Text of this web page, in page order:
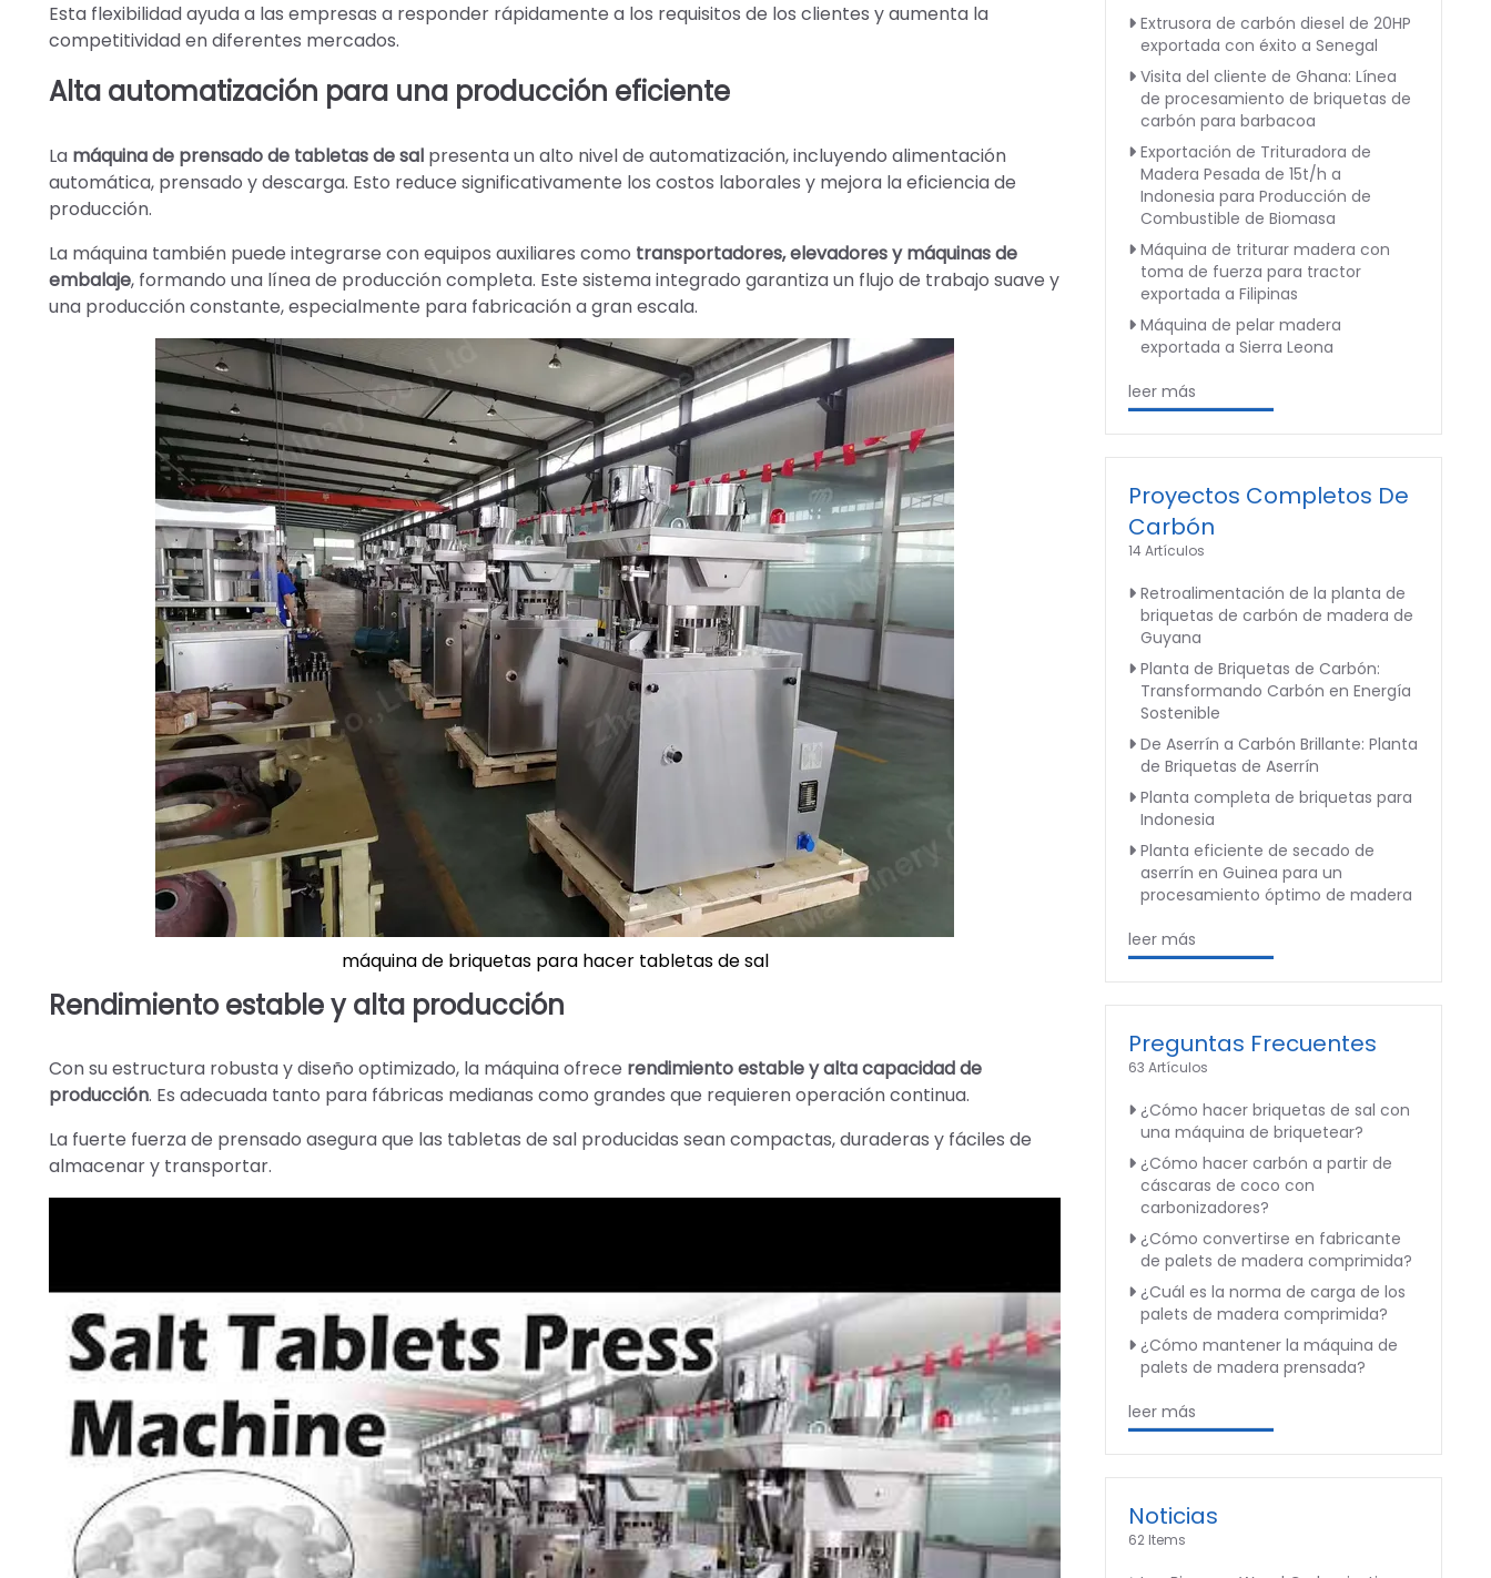
Esta flexibilidad ayuda a las empresas a responder rápidamente a los requisitos de los clientes y aumenta la
competitividad en diferentes mercados.
Alta automatización para una producción eficiente
La máquina de prensado de tabletas de sal presenta un alto nivel de automatización, incluyendo alimentación
automática, prensado y descarga. Esto reduce significativamente los costos laborales y mejora la eficiencia de
producción.
La máquina también puede integrarse con equipos auxiliares como transportadores, elevadores y máquinas de
embalaje, formando una línea de producción completa. Este sistema integrado garantiza un flujo de trabajo suave y
una producción constante, especialmente para fabricación a gran escala.
máquina de briquetas para hacer tabletas de sal
Rendimiento estable y alta producción
Con su estructura robusta y diseño optimizado, la máquina ofrece rendimiento estable y alta capacidad de
producción. Es adecuada tanto para fábricas medianas como grandes que requieren operación continua.
La fuerte fuerza de prensado asegura que las tabletas de sal producidas sean compactas, duraderas y fáciles de
almacenar y transportar.
Extrusora de carbón diesel de 20HP
exportada con éxito a Senegal
Visita del cliente de Ghana: Línea
de procesamiento de briquetas de
carbón para barbacoa
Exportación de Trituradora de
Madera Pesada de 15t/h a
Indonesia para Producción de
Combustible de Biomasa
Máquina de triturar madera con
toma de fuerza para tractor
exportada a Filipinas
Máquina de pelar madera
exportada a Sierra Leona
leer más
Proyectos Completos De
Carbón
14 Artículos
Retroalimentación de la planta de
briquetas de carbón de madera de
Guyana
Planta de Briquetas de Carbón:
Transformando Carbón en Energía
Sostenible
De Aserrín a Carbón Brillante: Planta
de Briquetas de Aserrín
Planta completa de briquetas para
Indonesia
Planta eficiente de secado de
aserrín en Guinea para un
procesamiento óptimo de madera
leer más
Preguntas Frecuentes
63 Artículos
¿Cómo hacer briquetas de sal con
una máquina de briquetear?
¿Cómo hacer carbón a partir de
cáscaras de coco con
carbonizadores?
¿Cómo convertirse en fabricante
de palets de madera comprimida?
¿Cuál es la norma de carga de los
palets de madera comprimida?
¿Cómo mantener la máquina de
palets de madera prensada?
leer más
Noticias
62 Items